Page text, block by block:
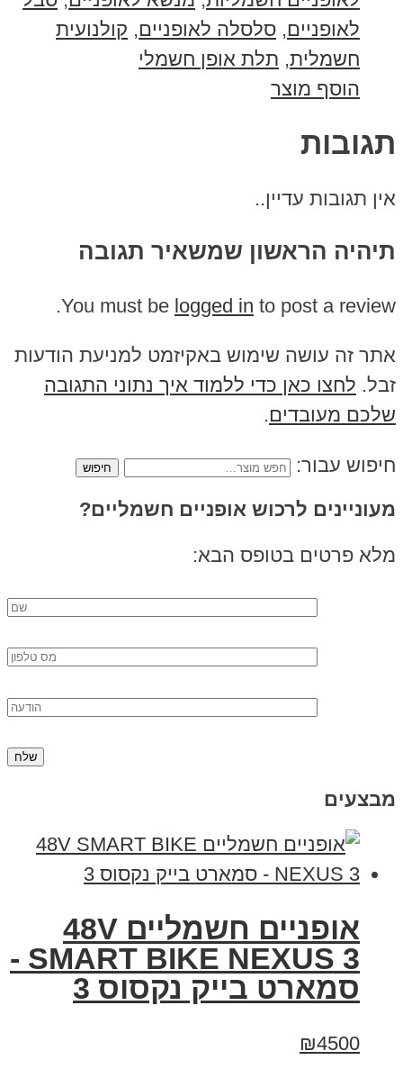
לאופניים, סלסלה לאופניים, קולנועית
חשמלית, תלת אופן חשמלי
הוסף מוצר
תגובות
אין תגובות עדיין..
תיהיה הראשון שמשאיר תגובה
You must be logged in to post a review.
אתר זה עושה שימוש באקיזמט למניעת הודעות
זבל. לחצו כאן כדי ללמוד איך נתוני התגובה
שלכם מעובדים.
חיפוש עבור:
מעוניינים לרכוש אופניים חשמליים?
מלא פרטים בטופס הבא:
מבצעים
אופניים חשמליים 48V
SMART BIKE NEXUS 3 -
סמארט בייק נקסוס 3
₪4500